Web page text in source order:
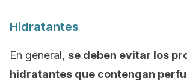
Hidratantes
En general, se deben evitar los
hidratantes que contengan